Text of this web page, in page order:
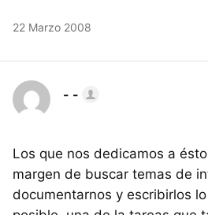
22 Marzo 2008
- -
Los que nos dedicamos a
margen de buscar temas de
documentarnos y escribirlos